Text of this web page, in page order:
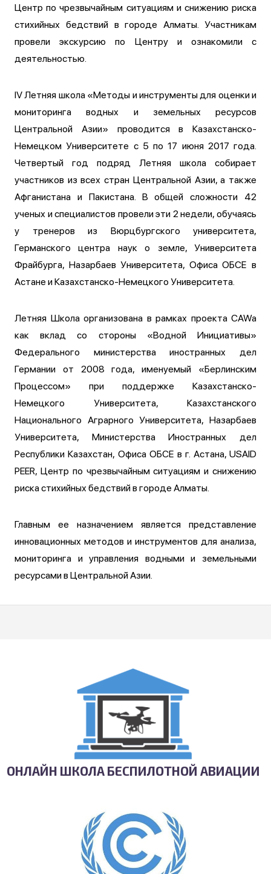
Центр по чрезвычайным ситуациям и снижению риска
стихийных бедствий в городе Алматы. Участникам
провели экскурсию по Центру и ознакомили с
деятельностью.
IV Летняя школа «Методы и инструменты для оценки и
мониторинга водных и земельных ресурсов
Центральной Азии» проводится в Казахстанско-
Немецком Университете с 5 по 17 июня 2017 года.
Четвертый год подряд Летняя школа собирает
участников из всех стран Центральной Азии, а также
Афганистана и Пакистана. В общей сложности 42
ученых и специалистов провели эти 2 недели, обучаясь
у тренеров из Вюрцбургского университета,
Германского центра наук о земле, Университета
Фрайбурга, Назарбаев Университета, Офиса ОБСЕ в
Астане и Казахстанско-Немецкого Университета.
Летняя Школа организована в рамках проекта CAWa
как вклад со стороны «Водной Инициативы»
Федерального министерства иностранных дел
Германии от 2008 года, именуемый «Берлинским
Процессом» при поддержке Казахстанско-
Немецкого Университета, Казахстанского
Национального Аграрного Университета, Назарбаев
Университета, Министерства Иностранных дел
Республики Казахстан, Офиса ОБСЕ в г. Астана, USAID
PEER, Центр по чрезвычайным ситуациям и снижению
риска стихийных бедствий в городе Алматы.
Главным ее назначением является представление
инновационных методов и инструментов для анализа,
мониторинга и управления водными и земельными
ресурсами в Центральной Азии.
ОНЛАЙН ШКОЛА БЕСПИЛОТНОЙ АВИАЦИИ